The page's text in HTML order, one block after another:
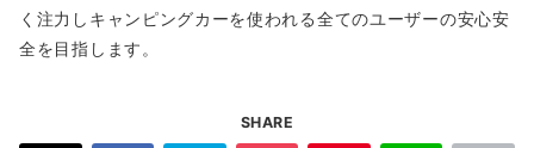
く注力しキャンピングカーを使われる全てのユーザーの安心安
全を目指します。
SHARE